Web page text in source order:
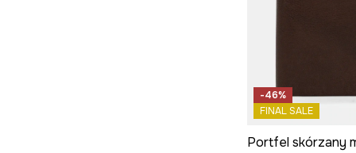
-46%
FINAL SALE
Portfel skórzany